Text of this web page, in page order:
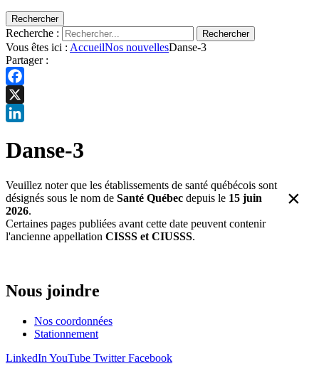
Rechercher
Recherche : Rechercher
Vous êtes ici : AccueilNos nouvellesDanse-3
Partager :
Facebook
X
Danse-3
Veuillez noter que les établissements de santé québécois sont
désignés sous le nom de Santé Québec depuis le 15 juin
2026.
Certaines pages publiées avant cette date peuvent contenir
l'ancienne appellation CISSS et CIUSSS.
×
Nous joindre
Nos coordonnées
Stationnement
LinkedIn YouTube Twitter Facebook